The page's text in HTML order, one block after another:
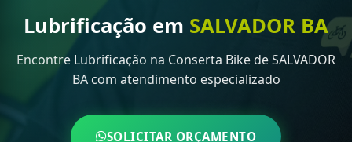
Lubrificação em SALVADOR BA
Encontre Lubrificação na Conserta Bike de SALVADOR
BA com atendimento especializado
SOLICITAR ORÇAMENTO